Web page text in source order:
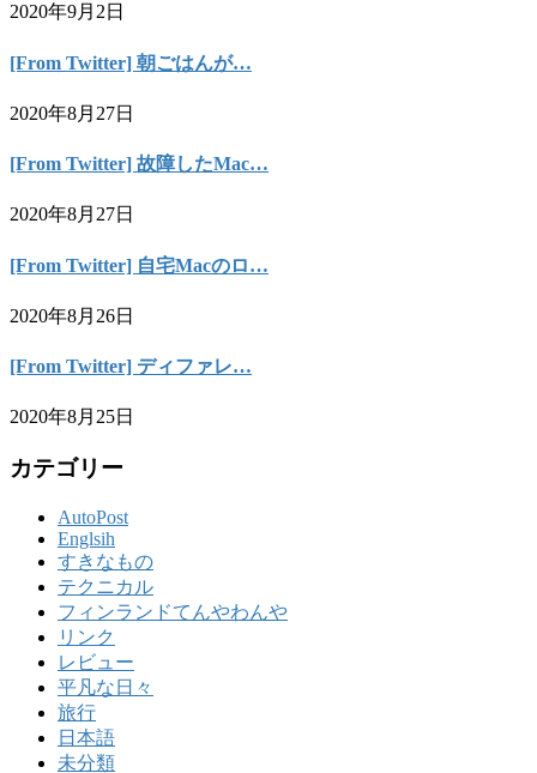
2020年9月2日
[From Twitter] 朝ごはんが…
2020年8月27日
[From Twitter] 故障したMac…
2020年8月27日
[From Twitter] 自宅Macのロ…
2020年8月26日
[From Twitter] ディファレ…
2020年8月25日
カテゴリー
AutoPost
Englsih
すきなもの
テクニカル
フィンランドてんやわんや
リンク
レビュー
平凡な日々
旅行
日本語
未分類